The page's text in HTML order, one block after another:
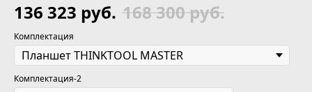
136 323 руб. 168 300руб.
Комплектация
Комплектация-2